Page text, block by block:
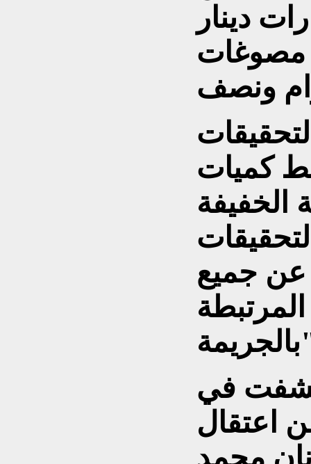
و3 مليارات دينار
مصوغات
كميات
الخفيفة
جميع
في
اعتقال
محمد